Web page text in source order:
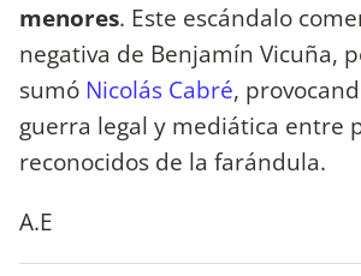
menores. Este escándalo
negativa de Benjamín Vicuña,
sumó Nicolás Cabré,
guerra legal y mediática entre
reconocidos de la farándula.
A.E